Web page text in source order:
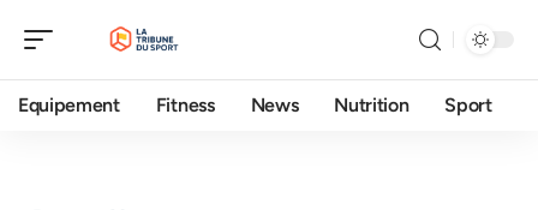
Equipement Fitness News Nutrition Sport